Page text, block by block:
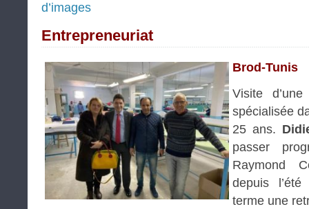
d’images
Entrepreneuriat
Brod-Tunis
Visite
spécialisée
25 ans.
passer
Raymond
depuis
terme une